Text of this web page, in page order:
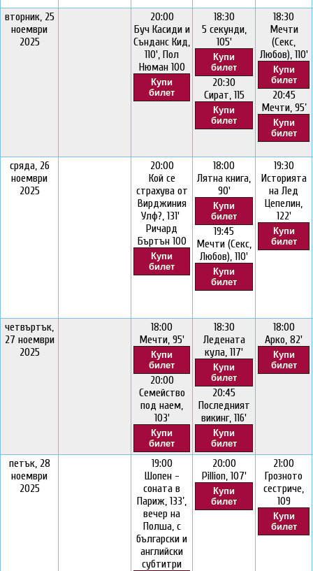
вторник, 25
ноември
2025
20:00
Буч Касиди и
Сънданс Кид,
110', Пол
Нюман 100
Купи
билет
18:30
5 секунди,
105'
Купи
билет
20:30
Сират, 115
Купи
билет
18:30
Мечти
(Секс,
Любов), 110'
Купи
билет
20:45
Мечти, 95’
Купи
билет
сряда, 26
ноември
2025
20:00
Кой се
страхува от
Вирджиния
Улф?, 131'
Ричард
Бъртън 100
Купи
билет
18:00
Лятна книга,
90'
Купи
билет
19:45
Мечти (Секс,
Любов), 110'
Купи
билет
19:30
Историята
на Лед
Цепелин,
122'
Купи
билет
четвъртък,
27 ноември
2025
18:00
Мечти, 95'
Купи
билет
20:00
Семейство
под наем,
103'
Купи
билет
18:30
Ледената
кула, 117'
Купи
билет
20:45
Последният
викинг, 116'
Купи
билет
18:00
Арко, 82'
Купи
билет
петък, 28
ноември
2025
19:00
Шопен -
соната в
Париж, 133’,
вечер на
Полша, с
български и
английски
субтитри
20:00
Pillion, 107'
Купи
билет
21:00
Грозното
сестриче,
109
Купи
билет